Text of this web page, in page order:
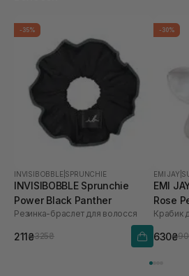
-35%
INVISIBOBBLE SPRUNCHIE
INVISIBOBBLE Sprunchie
Power Black Panther
Резинка-браслет для волосся
211₴325₴
-30%
EMI JAY
EMI
Rose
Крабик
630₴